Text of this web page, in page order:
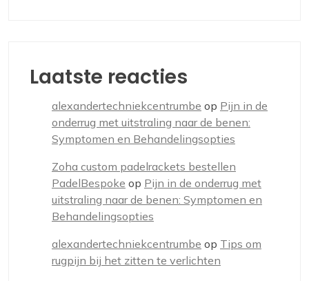
Laatste reacties
alexandertechniekcentrumbe op Pijn in de
onderrug met uitstraling naar de benen:
Symptomen en Behandelingsopties
Zoha custom padelrackets bestellen
PadelBespoke op Pijn in de onderrug met
uitstraling naar de benen: Symptomen en
Behandelingsopties
alexandertechniekcentrumbe op Tips om
rugpijn bij het zitten te verlichten